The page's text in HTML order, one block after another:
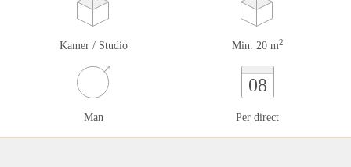
Kamer / Studio Min. 20 m2
Man
08
Per direct